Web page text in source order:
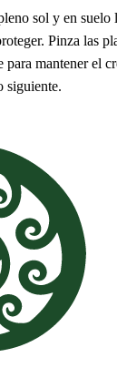
sol y en
Pinza las
para mantener
siguiente.